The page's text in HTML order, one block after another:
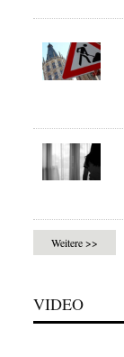
Weitere >>
VIDEO